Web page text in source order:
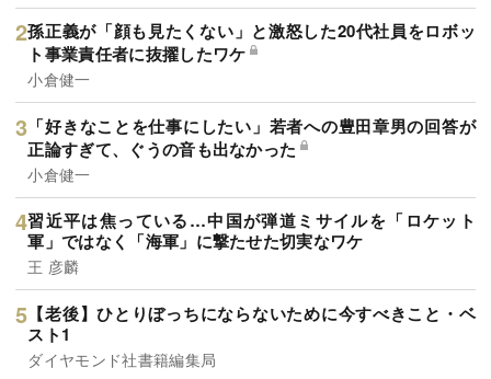
孫正義が「顔も見たくない」と激怒した20代社員をロボッ
ト事業責任者に抜擢したワケ
小倉健一
「好きなことを仕事にしたい」若者への豊田章男の回答が
正論すぎて、ぐうの音も出なかった
小倉健一
習近平は焦っている…中国が弾道ミサイルを「ロケット
軍」ではなく「海軍」に撃たせた切実なワケ
王 彦麟
【老後】ひとりぼっちにならないために今すべきこと・ベ
スト1
ダイヤモンド社書籍編集局